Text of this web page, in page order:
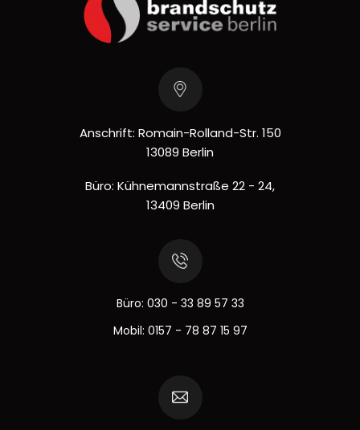
Anschrift: Romain-Rolland-Str. 150
13089 Berlin
Büro: Kühnemannstraße 22 - 24,
13409 Berlin
Büro: 030 - 33 89 57 33
Mobil: 0157 - 78 87 15 97